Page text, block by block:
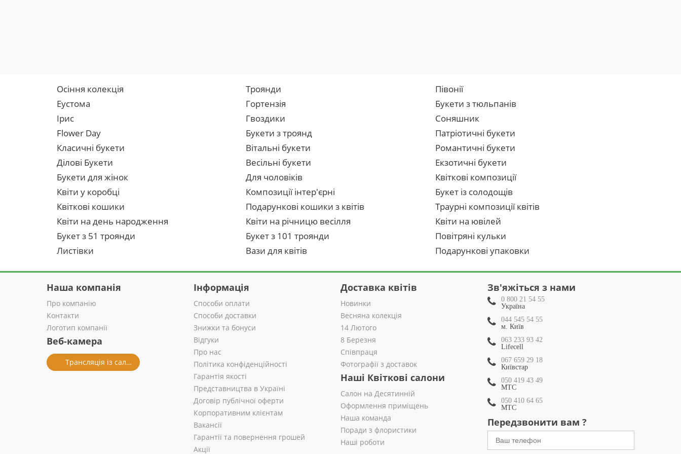
Осіння колекція Троянди
Півонії
Еустома
Гортензія
Букети з тюльпанів
Ірис
Гвоздики
Соняшник
Flower Day
Букети з троянд
Патріотичні букети
Класичні букети
Вітальні букети
Романтичні букети
Ділові Букети
Весільні букети
Екзотичні букети
Букети для жінок
Для чоловіків
Квіткові композиції
Квіти у коробці
Композиції інтер'єрні
Букет із солодощів
Квіткові кошики
Подарункові кошики з квітів
Траурні композиції квітів
Квіти на день народження
Квіти на річницю весілля
Квіти на ювілей
Букет з 51 троянди
Букет з 101 троянди
Повітряні кульки
Листівки
Вази для квітів Подарункові упаковки
Наша компанія
Про компанію
Контакти
Логотип компанії
Веб-камера
Трансляція із салону
Інформація
Способи оплати
Способи доставки
Знижки та бонуси
Відгуки
Про нас
Політика конфіденційності
Гарантія якості
Представництва в Україні
Договір публічної оферти
Корпоративним клієнтам
Вакансії
Гарантії та повернення грошей
Акції
Доставка квітів
Новинки
Весняна колекція
14 Лютого
8 Березня
Співпраця
Фотографії з доставок
Наші Квіткові салони
Салон на Десятинній
Оформлення приміщень
Наша команда
Поради з флористики
Наші роботи
Зв'яжіться з нами
0 800 21 54 55
Україна
044 545 54 55
м. Київ
063 233 93 42
Lifecell
067 659 29 18
Київстар
050 419 43 49
МТС
050 410 64 65
МТС
Передзвонити вам ?